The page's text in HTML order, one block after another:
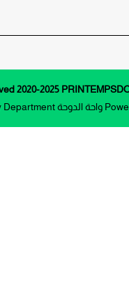
واحة الدوحة